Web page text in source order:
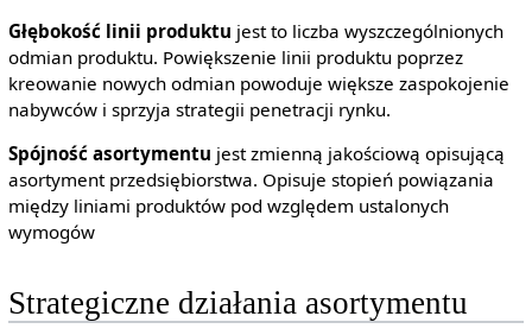
Głębokość linii produktu jest to liczba wyszczególnionych
odmian produktu. Powiększenie linii produktu poprzez
kreowanie nowych odmian powoduje większe zaspokojenie
nabywców i sprzyja strategii penetracji rynku.
Spójność asortymentu jest zmienną jakościową opisującą
asortyment przedsiębiorstwa. Opisuje stopień powiązania
między liniami produktów pod względem ustalonych
wymogów
Strategiczne działania asortymentu